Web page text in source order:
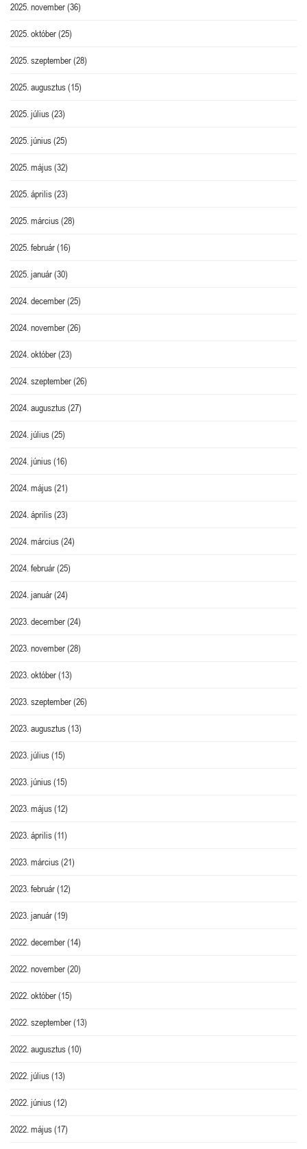
2025. november(36)
2025. október(25)
2025. szeptember(28)
2025. augusztus(15)
2025. július(23)
2025. június(25)
2025. május(32)
2025. április(23)
2025. március(28)
2025. február(16)
2025. január(30)
2024. december(25)
2024. november(26)
2024. október(23)
2024. szeptember(26)
2024. augusztus(27)
2024. július(25)
2024. június(16)
2024. május(21)
2024. április(23)
2024. március(24)
2024. február(25)
2024. január(24)
2023. december(24)
2023. november(28)
2023. október(13)
2023. szeptember(26)
2023. augusztus(13)
2023. július(15)
2023. június(15)
2023. május(12)
2023. április(11)
2023. március(21)
2023. február(12)
2023. január(19)
2022. december(14)
2022. november(20)
2022. október(15)
2022. szeptember(13)
2022. augusztus(10)
2022. július(13)
2022. június(12)
2022. május(17)